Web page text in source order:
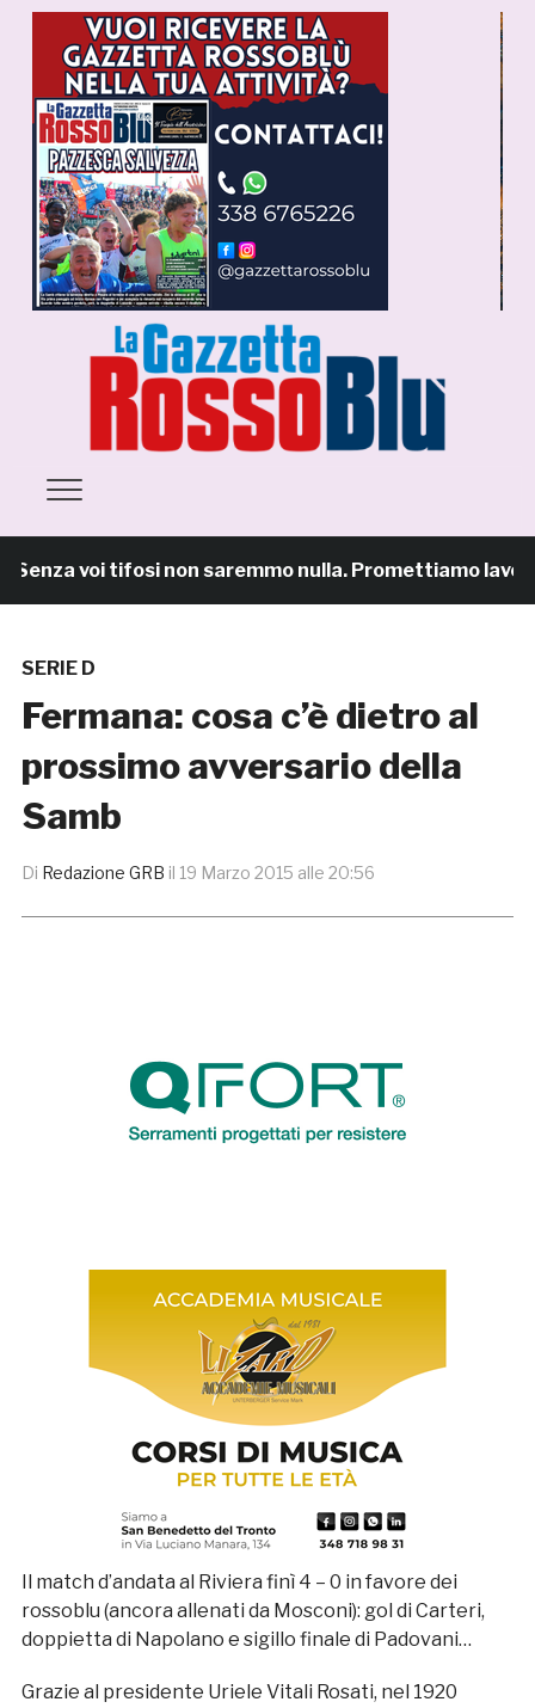
voi tifosi non saremmo nulla. Promettiamo lavoro e
SERIE D
Fermana: cosa c’è dietro al
prossimo avversario della
Samb
Di Redazione GRB il 19 Marzo 2015 alle 20:56
Il match d’andata al Riviera finì 4 – 0 in favore dei
rossoblu (ancora allenati da Mosconi): gol di Carteri,
doppietta di Napolano e sigillo finale di Padovani…
Grazie al presidente Uriele Vitali Rosati, nel 1920